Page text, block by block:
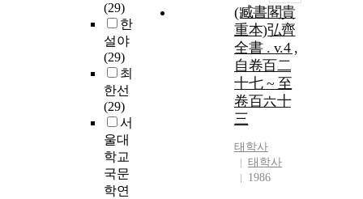
(29)
한
설야
(29)
최
한선
(29)
서
울대
학교
국문
학연
(臧書閣貴
重本)弘齊
全書 . v.4 ,
自卷百二
十七 ~ 至
卷百六十
三
태학사
태학사
1986